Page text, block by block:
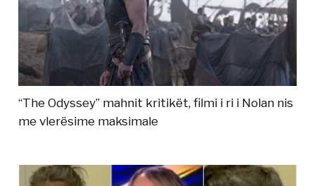
“The Odyssey” mahnit kritikët, filmi i ri i Nolan nis
me vlerësime maksimale